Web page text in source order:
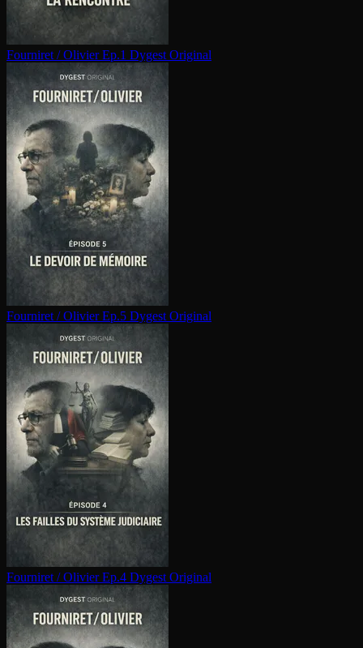
Fourniret / Olivier Ep.1 Dygest Original
Fourniret / Olivier Ep.5 Dygest Original
Fourniret / Olivier Ep.4 Dygest Original